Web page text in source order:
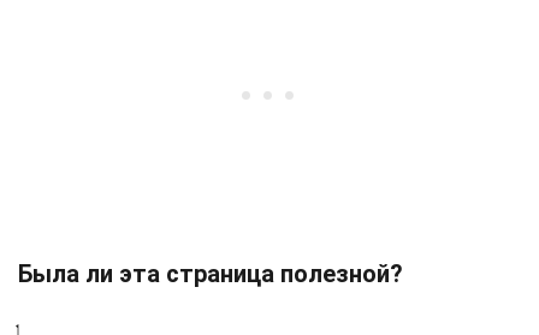
Была ли эта страница полезной?